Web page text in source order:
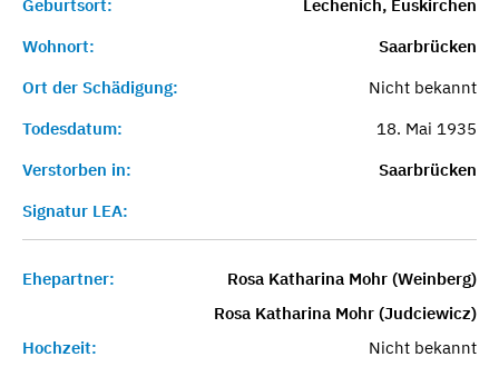
Geburtsort:
Lechenich, Euskirchen
Wohnort:
Saarbrücken
Ort der Schädigung:
Nicht bekannt
Todesdatum:
18. Mai 1935
Verstorben in:
Saarbrücken
Signatur LEA:
Ehepartner:
Rosa Katharina Mohr (Weinberg)
Rosa Katharina Mohr (Judciewicz)
Hochzeit:
Nicht bekannt